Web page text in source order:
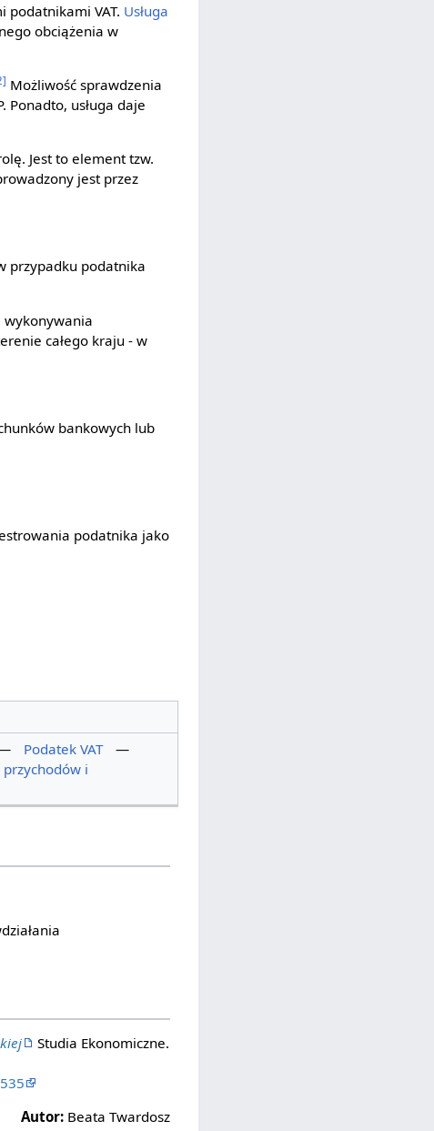
podatnikami VAT. Usługa
obciążenia w
Możliwość sprawdzenia
usługa daje
Jest to element tzw.
jest przez
przypadku podatnika
wykonywania
całego kraju - w
bankowych lub
podatnika jako
Podatek VAT
—
przychodów i
Studia Ekonomiczne.
Autor: Beata Twardosz